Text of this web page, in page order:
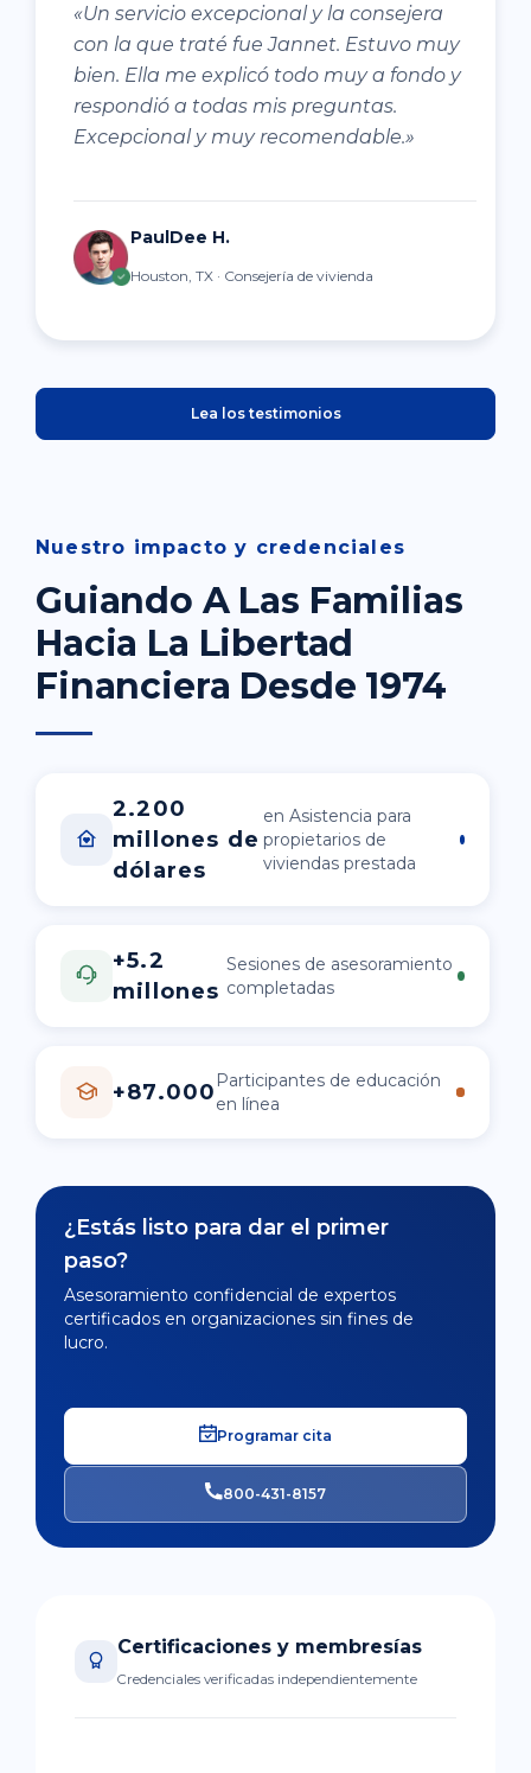
«Un servicio excepcional y la consejera
con la que traté fue Jannet. Estuvo muy
bien. Ella me explicó todo muy a fondo y
respondió a todas mis preguntas.
Excepcional y muy recomendable.»
PaulDee H.
Houston, TX · Consejería de vivienda
Lea los testimonios
Nuestro impacto y credenciales
Guiando A Las Familias
Hacia La Libertad
Financiera Desde 1974
2.200
millones de
dólares
en Asistencia para
propietarios de
viviendas prestada
+5.2
millones
Sesiones de asesoramiento
completadas
+87.000 Participantes de educación
en línea
¿Estás listo para dar el primer
paso?
Asesoramiento confidencial de expertos
certificados en organizaciones sin fines de
lucro.
Programar cita
800-431-8157
Certificaciones y membresías
Credenciales verificadas independientemente